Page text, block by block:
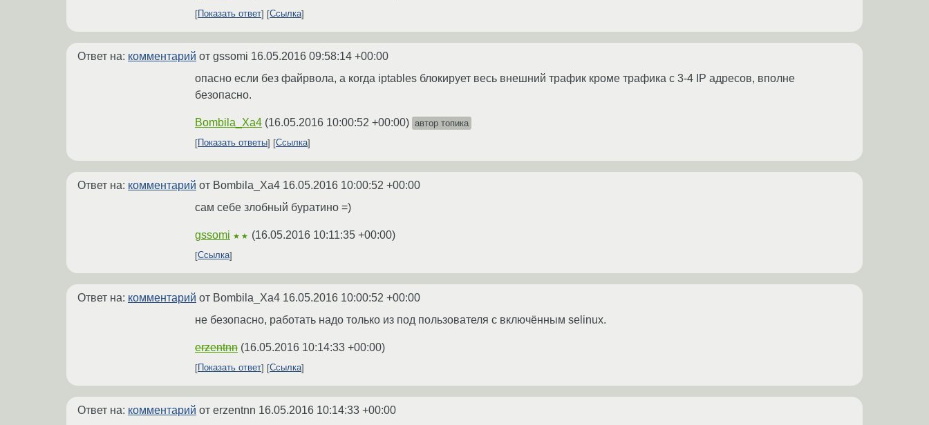
Показать ответ Ссылка
Ответ на: комментарий от gssomi 16.05.2016 09:58:14 +00:00
опасно если без файрвола, а когда iptables блокирует весь внешний трафик кроме трафика с 3-4 IP адресов, вполне
безопасно.
Bombila_Xa4 (16.05.2016 10:00:52 +00:00) автор топика
Показать ответы
Ссылка
Ответ на: комментарий от Bombila_Xa4 16.05.2016 10:00:52 +00:00
сам себе злобный буратино =)
gssomi ★★ (16.05.2016 10:11:35 +00:00)
Ссылка
Ответ на: комментарий от Bombila_Xa4 16.05.2016 10:00:52 +00:00
не безопасно, работать надо только из под пользователя с включённым selinux.
erzentnn (16.05.2016 10:14:33 +00:00)
Показать ответ Ссылка
Ответ на: комментарий от erzentnn 16.05.2016 10:14:33 +00:00